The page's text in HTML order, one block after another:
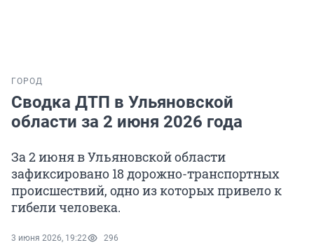
ГОРОД
Сводка ДТП в Ульяновской
области за 2 июня 2026 года
За 2 июня в Ульяновской области
зафиксировано 18 дорожно-транспортных
происшествий, одно из которых привело к
гибели человека.
3 июня 2026, 19:22 296